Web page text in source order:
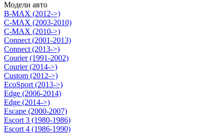
Модели авто
B-MAX (2012->)
C-MAX (2003-2010)
C-MAX (2010->)
Connect (2001-2013)
Connect (2013->)
Courier (1991-2002)
Courier (2014->)
Custom (2012->)
EcoSport (2013->)
Edge (2006-2014)
Edge (2014->)
Escape (2000-2007)
Escort 3 (1980-1986)
Escort 4 (1986-1990)